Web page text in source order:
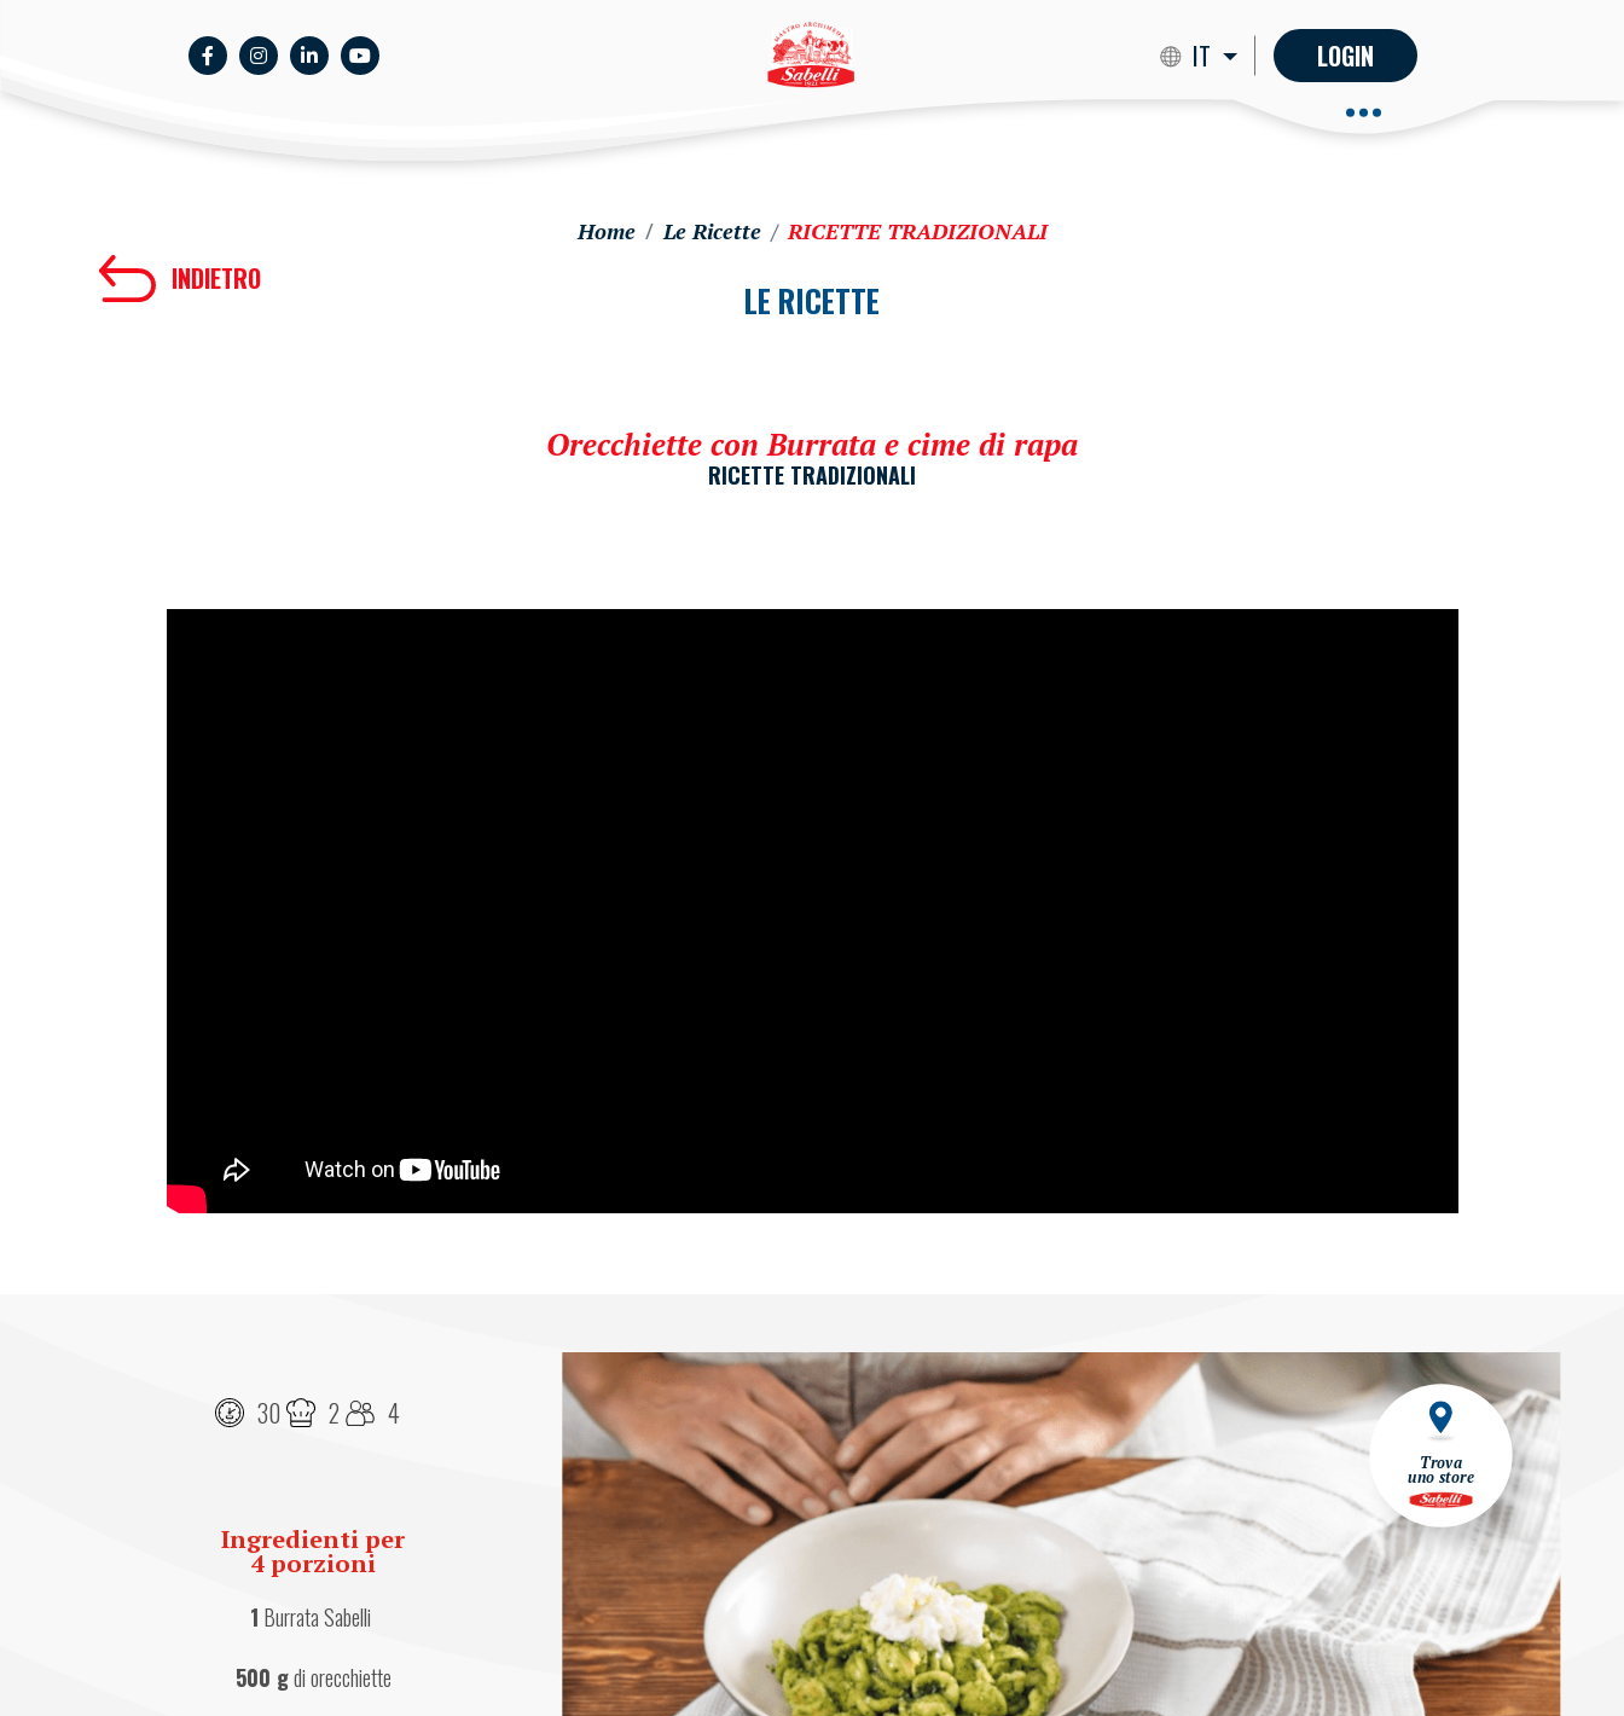
IT LOGIN
Trova
uno store
Home Le Ricette RICETTE TRADIZIONALI
INDIETRO LE RICETTE
Orecchiette con Burrata e cime di rapa
RICETTE TRADIZIONALI
30 2 4
Ingredienti per
4 porzioni
1 Burrata Sabelli
500 g di orecchiette